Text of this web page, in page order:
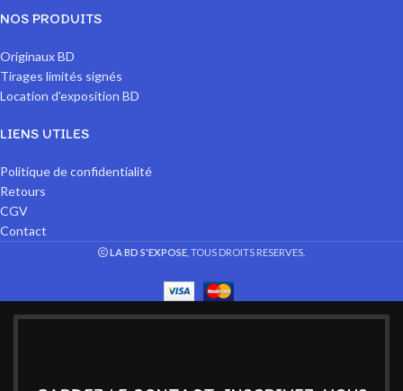
NOS PRODUITS
Originaux BD
Tirages limités signés
Location d'exposition BD
LIENS UTILES
Politique de confidentialité
Retours
CGV
Contact
LA BD S'EXPOSE , TOUS DROITS RESERVES.